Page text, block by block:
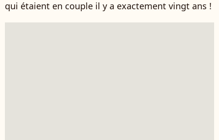
qui étaient en couple il y a exactement vingt ans !